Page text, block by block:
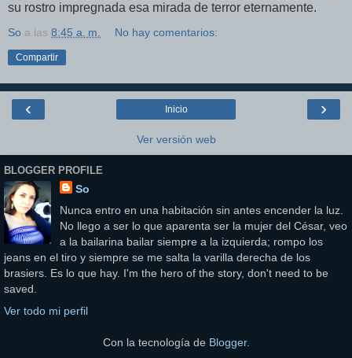
su rostro impregnada esa mirada de terror eternamente.
So a las 8:45 a. m. No hay comentarios:
Compartir
‹ ›
Inicio
Ver versión web
BLOGGER PROFILE
So
Nunca entro en una habitación sin antes encender la luz.
No llego a ser lo que aparenta ser la mujer del César, veo
a la bailarina bailar siempre a la izquierda; rompo los
jeans en el tiro y siempre se me salta la varilla derecha de los
brasiers. Es lo que hay. I'm the hero of the story, don't need to be
saved.
Ver todo mi perfil
Con la tecnología de Blogger.